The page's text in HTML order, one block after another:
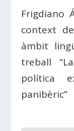
Frigdiano
context
àmbit
treball
política
panibèric”